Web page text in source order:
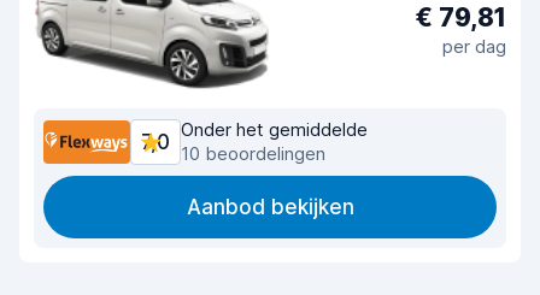
€ 79,81
per dag
7,0
Onder het gemiddelde
10 beoordelingen
Aanbod bekijken